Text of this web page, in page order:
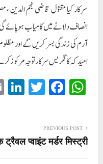
سرکار کیا مقتول قاضی نجم الدین ،
انصاف دلانے میں کامیاب ہو پائے
آرم کی زندگی بسر کریں گے اور
امید کہ کانگریس سرکار توجہ مرکوز
W
ha
A
pp
Fa
ce
ok
T
wi
r PREVIOUS POST
प्वाइंट मर्डर मिस्ट्री